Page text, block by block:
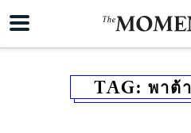
TAG: พาต้